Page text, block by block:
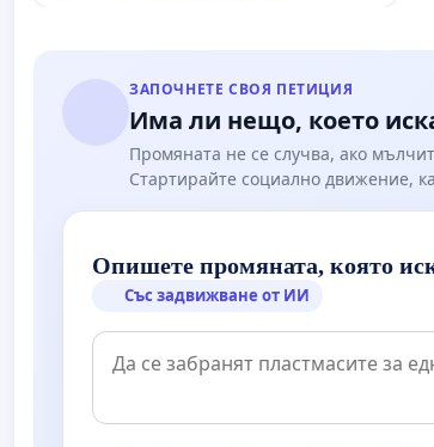
ЗАПОЧНЕТЕ СВОЯ ПЕТИЦИЯ
Има ли нещо, което
Промяната не се случва, ако
Стартирайте социално движение,
Опишете промяната, която
Със задвижване от ИИ